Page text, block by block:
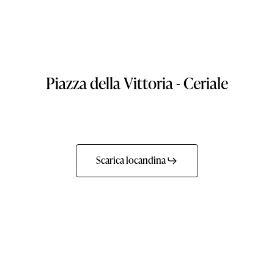
PiazzadellaVittoria-Ceriale
Scarica locandina